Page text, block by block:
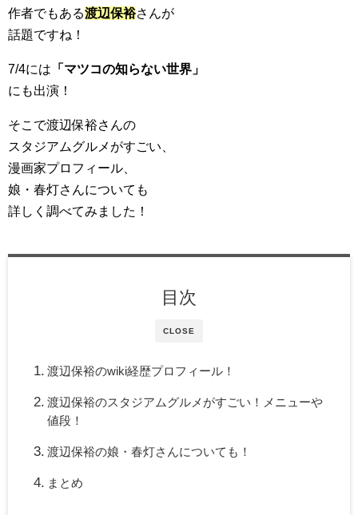
作者でもある渡辺保裕さんが
話題ですね！
7/4には 「マツコの知らない世界」
にも出演！
そこで渡辺保裕さんの
スタジアムグルメがすごい、
漫画家プロフィール、
娘・春灯さんについても
詳しく調べてみました！
CLOSE
目次
渡辺保裕のwiki経歴プロフィール！
渡辺保裕のスタジアムグルメがすごい！メニューや
値段！
渡辺保裕の娘・春灯さんについても！
まとめ